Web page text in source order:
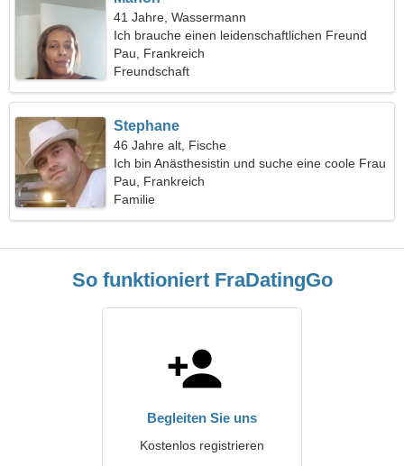
41 Jahre, Wassermann
Ich brauche einen leidenschaftlichen Freund
zum Reisen
Pau, Frankreich
Freundschaft
Stephane
46 Jahre alt, Fische
Ich bin Anästhesistin und suche eine coole Frau
Pau, Frankreich
Familie
So funktioniert FraDatingGo
Begleiten Sie uns
Kostenlos registrieren